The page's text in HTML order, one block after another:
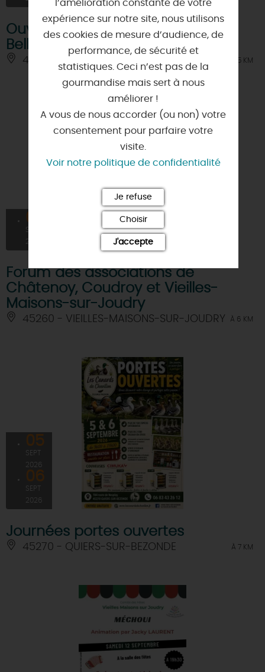
Ouverture de la piscine de
Bellegarde
45270 - BELLEGARDE À 5.5 KM
04
SEPT
2026
Forum des associations de
Châtenoy, Coudroy et Vieilles-
Maisons-sur-Joudry
45260 - VIEILLES-MAISONS-SUR-JOUDRY À 6 KM
05
SEPT
2026
06
SEPT
2026
Journées portes ouvertes
45270 - QUIERS-SUR-BEZONDE À 7 KM
l’amélioration constante de votre
expérience sur notre site, nous utilisons
des cookies de mesure d’audience, de
performance, de sécurité et
statistiques. Ceci n’est pas de la
gourmandise mais sert à nous
améliorer !
A vous de nous accorder (ou non) votre
consentement pour parfaire votre
visite.
Voir notre politique de confidentialité
Je refuse
Choisir
J'accepte